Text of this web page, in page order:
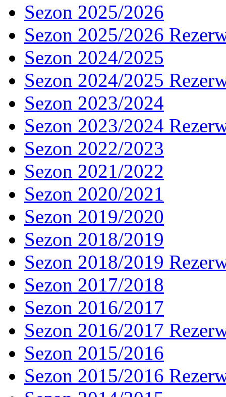
Sezon 2025/2026
Sezon 2025/2026
Sezon 2024/2025
Sezon 2024/2025
Sezon 2023/2024
Sezon 2023/2024
Sezon 2022/2023
Sezon 2021/2022
Sezon 2020/2021
Sezon 2019/2020
Sezon 2018/2019
Sezon 2018/2019
Sezon 2017/2018
Sezon 2016/2017
Sezon 2016/2017
Sezon 2015/2016
Sezon 2015/2016